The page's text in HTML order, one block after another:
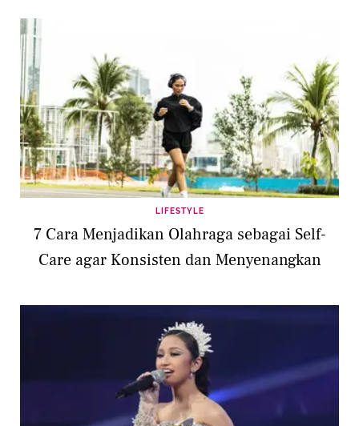
LIFESTYLE
7 Cara Menjadikan Olahraga sebagai Self-
Care agar Konsisten dan Menyenangkan